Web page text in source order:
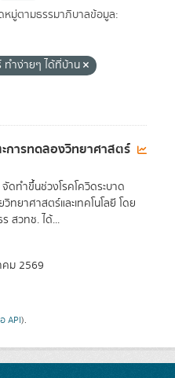
หมู่ตามธรรมาภิบาลข้อมูล:
ำง่ายๆ ได้ที่บ้าน
การทดลองวิทยาศาสตร์
ทำขึ้นช่วงโรคโควิดระบาด
ทยาศาสตร์และเทคโนโลยี โดย
สวทช. ได้...
ม 2569
API).